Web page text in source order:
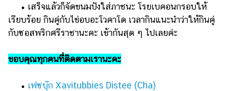
• เสร็จแล้วก็จัดขนมปังใส่ภาชนะ โรยเบคอนกรอบให้
เรียบร้อย กินคู่กับไข่อบอะโวคาโด เวลากินแนะนำว่าให้กินคู่
กับซอสพริกศรีราชานะคะ เข้ากันสุด ๆ ไปเลยค่ะ
ขอบคุณทุกคนที่ติดตามเรานะคะ
• เฟซบุ๊ก Xavitubbies Distee (Cha)